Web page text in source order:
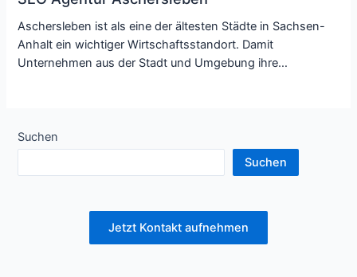
Aschersleben ist als eine der ältesten Städte in Sachsen-
Anhalt ein wichtiger Wirtschaftsstandort. Damit
Unternehmen aus der Stadt und Umgebung ihre…
Suchen
Suchen
Jetzt Kontakt aufnehmen